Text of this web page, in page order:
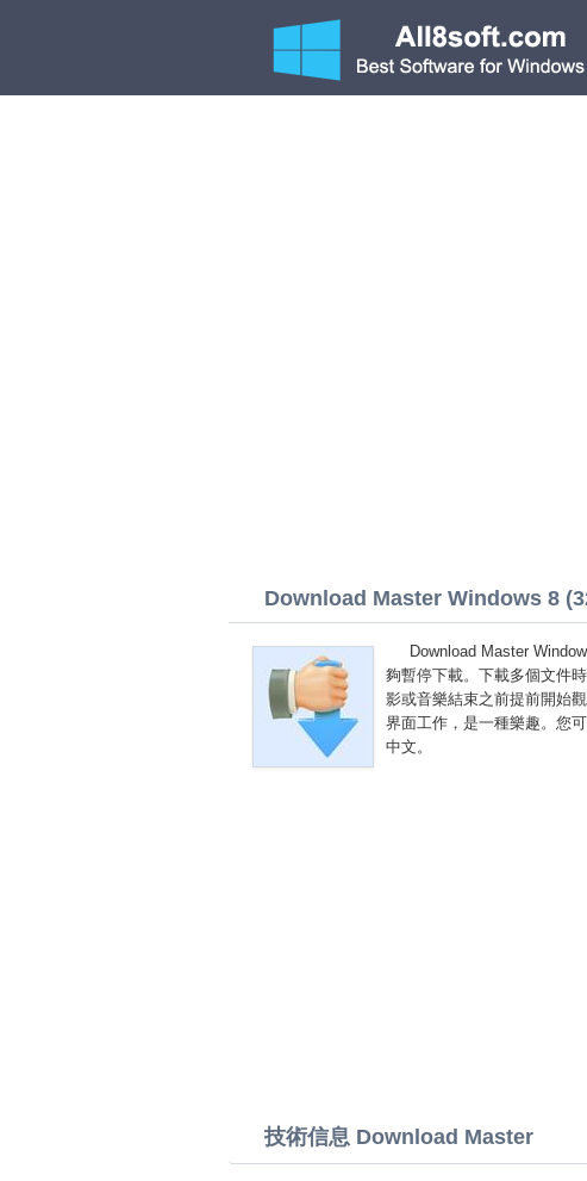
Download Master Windows 8
Download Master
夠暫停下載。下載多個文件
影或音樂結束之前提前開始
界面工作，是一種樂趣。您
中文。
技術信息 Download Master